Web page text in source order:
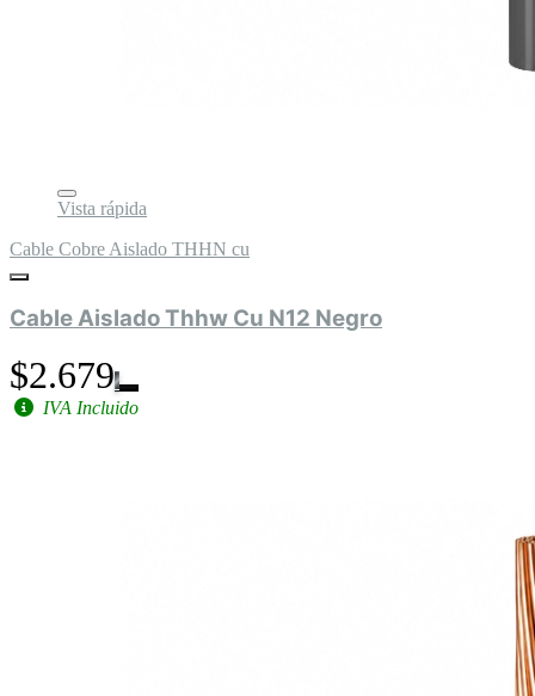
Vista rápida
Cable Cobre Aislado THHN cu
Cable Aislado Thhw Cu N12 Negro
$2.679
IVA Incluido